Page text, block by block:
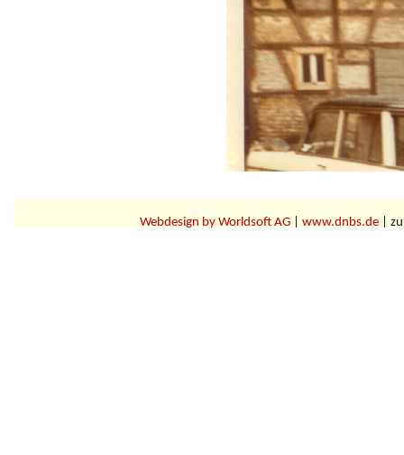
Webdesign by Worldsoft AG |www.dnbs.de |